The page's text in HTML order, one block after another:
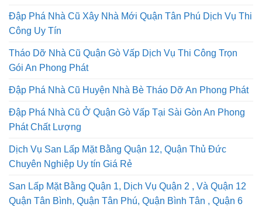
Đập Phá Nhà Cũ Xây Nhà Mới Quận Tân Phú Dịch Vụ Thi
Công Uy Tín
Tháo Dỡ Nhà Cũ Quận Gò Vấp Dịch Vụ Thi Công Trọn
Gói An Phong Phát
Đập Phá Nhà Cũ Huyện Nhà Bè Tháo Dỡ An Phong Phát
Đập Phá Nhà Cũ Ở Quận Gò Vấp Tại Sài Gòn An Phong
Phát Chất Lượng
Dịch Vụ San Lấp Mặt Bằng Quận 12, Quận Thủ Đức
Chuyên Nghiệp Uy tín Giá Rẻ
San Lấp Mặt Bằng Quận 1, Dịch Vụ Quận 2 , Và Quận 12
Quận Tân Bình, Quận Tân Phú, Quận Bình Tân , Quận 6